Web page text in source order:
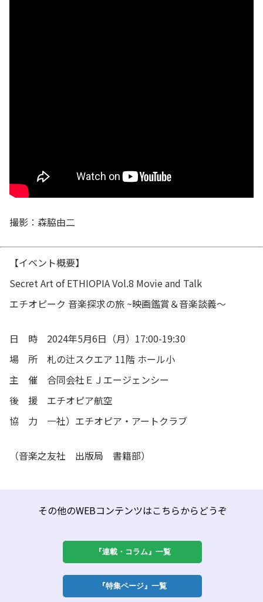
撮影：森脇由二
【イベント概要】
Secret Art of ETHIOPIA Vol.8 Movie and Talk
エチオピーク 音楽探求の旅 ~映画鑑賞＆音楽談義～
日 時 2024年5月6日（月）17:00-19:30
場 所 札の辻スクエア 11階 ホール小
主 催 合同会社ＥＪエージェンシー
後 援 エチオピア航空
協 力 一社）エチオピア・アートクラブ
（音楽之友社 出版局 書籍部）
その他のWEBコンテンツはこちらからどうぞ
『連載・コラム』一覧
『特集ページ』一覧